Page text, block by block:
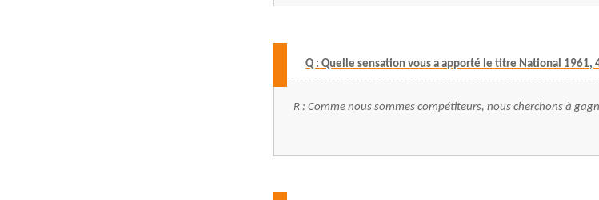
Q : Quelle sensation vous a apporté le titre National 1961,
R : Comme nous sommes compétiteurs, nous cherchons à